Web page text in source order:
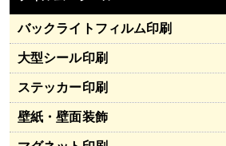
バックライトフィルム印刷
大型シール印刷
ステッカー印刷
壁紙・壁面装飾